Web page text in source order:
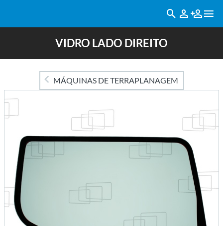
VIDRO LADO DIREITO
MÁQUINAS DE TERRAPLANAGEM